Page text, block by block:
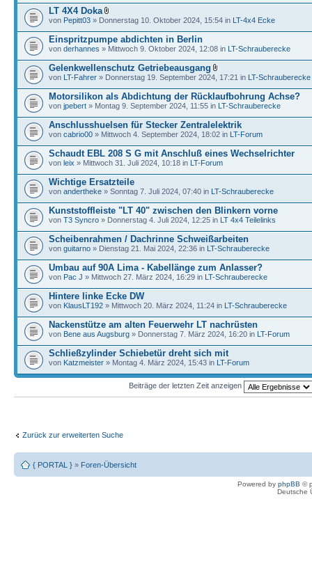
LT 4X4 Doka
von Pepitt03 » Donnerstag 10. Oktober 2024, 15:54 in LT-4x4 Ecke
Einspritzpumpe abdichten in Berlin
von derhannes » Mittwoch 9. Oktober 2024, 12:08 in LT-Schrauberecke
Gelenkwellenschutz Getriebeausgang
von LT-Fahrer » Donnerstag 19. September 2024, 17:21 in LT-Schrauberecke
Motorsilikon als Abdichtung der Rücklaufbohrung Achse?
von jpebert » Montag 9. September 2024, 11:55 in LT-Schrauberecke
Anschlusshuelsen für Stecker Zentralelektrik
von cabrio00 » Mittwoch 4. September 2024, 18:02 in LT-Forum
Schaudt EBL 208 S G mit Anschluß eines Wechselrichter
von leix » Mittwoch 31. Juli 2024, 10:18 in LT-Forum
Wichtige Ersatzteile
von andertheke » Sonntag 7. Juli 2024, 07:40 in LT-Schrauberecke
Kunststoffleiste "LT 40" zwischen den Blinkern vorne
von T3 Syncro » Donnerstag 4. Juli 2024, 12:25 in LT 4x4 Teilelinks
Scheibenrahmen / Dachrinne Schweißarbeiten
von guitarno » Dienstag 21. Mai 2024, 22:36 in LT-Schrauberecke
Umbau auf 90A Lima - Kabellänge zum Anlasser?
von Pac J » Mittwoch 27. März 2024, 16:29 in LT-Schrauberecke
Hintere linke Ecke DW
von KlausLT192 » Mittwoch 20. März 2024, 11:24 in LT-Schrauberecke
Nackenstütze am alten Feuerwehr LT nachrüsten
von Bene aus Augsburg » Donnerstag 7. März 2024, 16:20 in LT-Forum
Schließzylinder Schiebetür dreht sich mit
von Katzmeister » Montag 4. März 2024, 15:43 in LT-Forum
Beiträge der letzten Zeit anzeigen
Zurück zur erweiterten Suche
{ PORTAL } » Foren-Übersicht
Powered by phpBB ©
Deutsche